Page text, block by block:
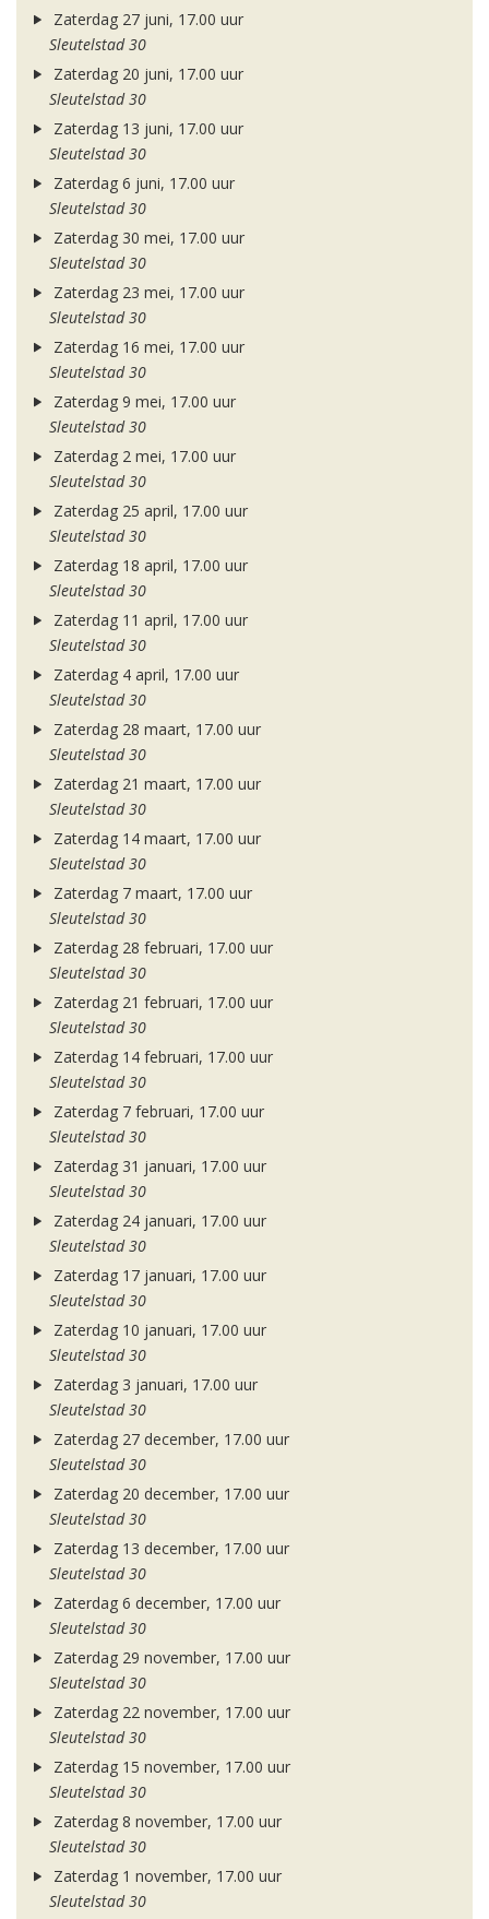
Zaterdag 27 juni, 17.00 uur
Sleutelstad 30
Zaterdag 20 juni, 17.00 uur
Sleutelstad 30
Zaterdag 13 juni, 17.00 uur
Sleutelstad 30
Zaterdag 6 juni, 17.00 uur
Sleutelstad 30
Zaterdag 30 mei, 17.00 uur
Sleutelstad 30
Zaterdag 23 mei, 17.00 uur
Sleutelstad 30
Zaterdag 16 mei, 17.00 uur
Sleutelstad 30
Zaterdag 9 mei, 17.00 uur
Sleutelstad 30
Zaterdag 2 mei, 17.00 uur
Sleutelstad 30
Zaterdag 25 april, 17.00 uur
Sleutelstad 30
Zaterdag 18 april, 17.00 uur
Sleutelstad 30
Zaterdag 11 april, 17.00 uur
Sleutelstad 30
Zaterdag 4 april, 17.00 uur
Sleutelstad 30
Zaterdag 28 maart, 17.00 uur
Sleutelstad 30
Zaterdag 21 maart, 17.00 uur
Sleutelstad 30
Zaterdag 14 maart, 17.00 uur
Sleutelstad 30
Zaterdag 7 maart, 17.00 uur
Sleutelstad 30
Zaterdag 28 februari, 17.00 uur
Sleutelstad 30
Zaterdag 21 februari, 17.00 uur
Sleutelstad 30
Zaterdag 14 februari, 17.00 uur
Sleutelstad 30
Zaterdag 7 februari, 17.00 uur
Sleutelstad 30
Zaterdag 31 januari, 17.00 uur
Sleutelstad 30
Zaterdag 24 januari, 17.00 uur
Sleutelstad 30
Zaterdag 17 januari, 17.00 uur
Sleutelstad 30
Zaterdag 10 januari, 17.00 uur
Sleutelstad 30
Zaterdag 3 januari, 17.00 uur
Sleutelstad 30
Zaterdag 27 december, 17.00 uur
Sleutelstad 30
Zaterdag 20 december, 17.00 uur
Sleutelstad 30
Zaterdag 13 december, 17.00 uur
Sleutelstad 30
Zaterdag 6 december, 17.00 uur
Sleutelstad 30
Zaterdag 29 november, 17.00 uur
Sleutelstad 30
Zaterdag 22 november, 17.00 uur
Sleutelstad 30
Zaterdag 15 november, 17.00 uur
Sleutelstad 30
Zaterdag 8 november, 17.00 uur
Sleutelstad 30
Zaterdag 1 november, 17.00 uur
Sleutelstad 30